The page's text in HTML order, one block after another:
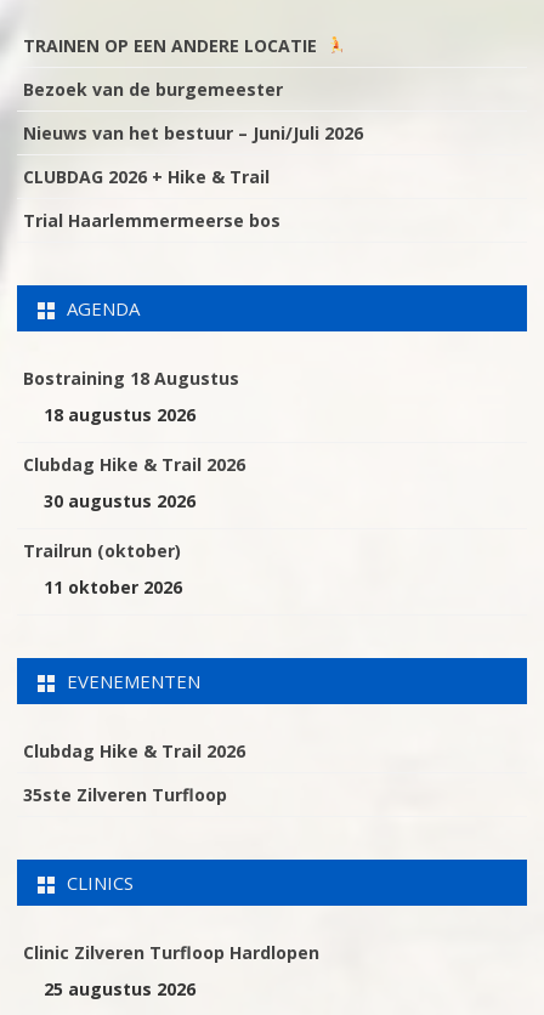
TRAINEN OP EEN ANDERE LOCATIE
Bezoek van de burgemeester
Nieuws van het bestuur – Juni/Juli 2026
CLUBDAG 2026 + Hike & Trail
Trial Haarlemmermeerse bos
AGENDA
Bostraining 18 Augustus
18 augustus 2026
Clubdag Hike & Trail 2026
30 augustus 2026
Trailrun (oktober)
11 oktober 2026
EVENEMENTEN
Clubdag Hike & Trail 2026
35ste Zilveren Turfloop
CLINICS
Clinic Zilveren Turfloop Hardlopen
25 augustus 2026